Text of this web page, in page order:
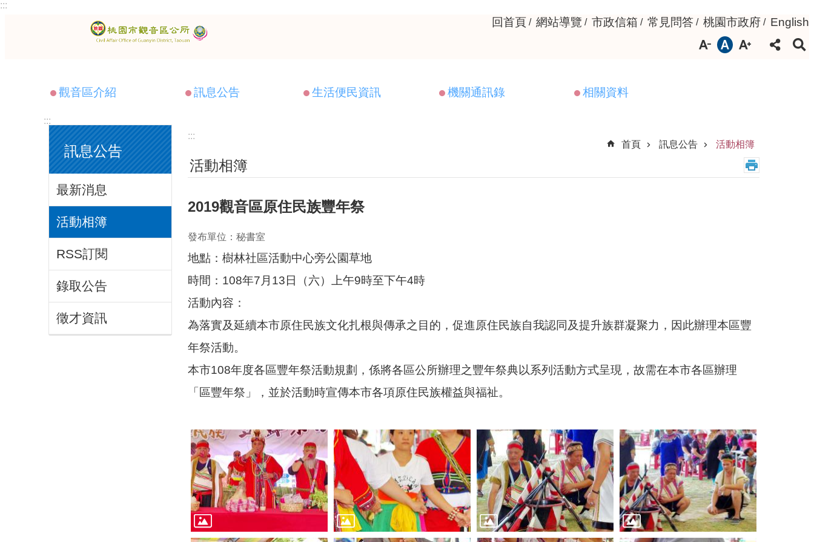
跳到主要內容區塊
:::
回首頁 網站導覽 市政信箱 常見問答 桃園市政府 English
觀音區介紹 訊息公告 生活便民資訊 機關通訊錄 相關資料
:::
訊息公告
最新消息
活動相簿
RSS訂閱
錄取公告
徵才資訊
:::
首頁
訊息公告 活動相簿
活動相簿
2019觀音區原住民族豐年祭
發布單位：秘書室
地點：樹林社區活動中心旁公園草地
時間：108年7月13日（六）上午9時至下午4時
活動內容：
為落實及延續本市原住民族文化扎根與傳承之目的，促進原住民族自我認同及提升族群凝聚力，因此辦理本區豐
年祭活動。
本市108年度各區豐年祭活動規劃，係將各區公所辦理之豐年祭典以系列活動方式呈現，故需在本市各區辦理
「區豐年祭」，並於活動時宣傳本市各項原住民族權益與福祉。